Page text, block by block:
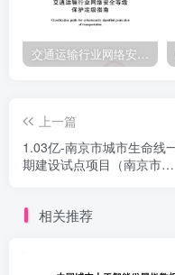
上一篇
1.03亿-南京市城市生命线
期建设试点项目（南京市城
相关推荐